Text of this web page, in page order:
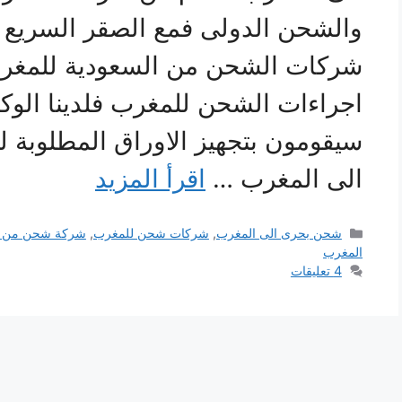
والشحن الدولى فمع الصقر السريع
شركات الشحن من السعودية
اجراءات الشحن للمغرب فلدينا
سيقومون بتجهيز الاوراق
الى المغرب … اقرأ المزيد
التصنيفات
شحن بحرى الى المغرب, شركات شحن للمغرب, شركة شحن من
المغرب
4 تعليقات